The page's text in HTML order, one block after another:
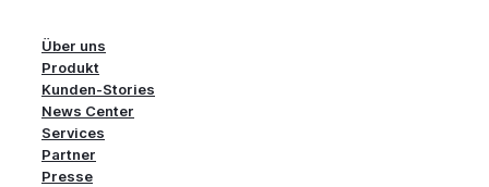
Über uns
Produkt
Kunden-Stories
News Center
Services
Partner
Presse